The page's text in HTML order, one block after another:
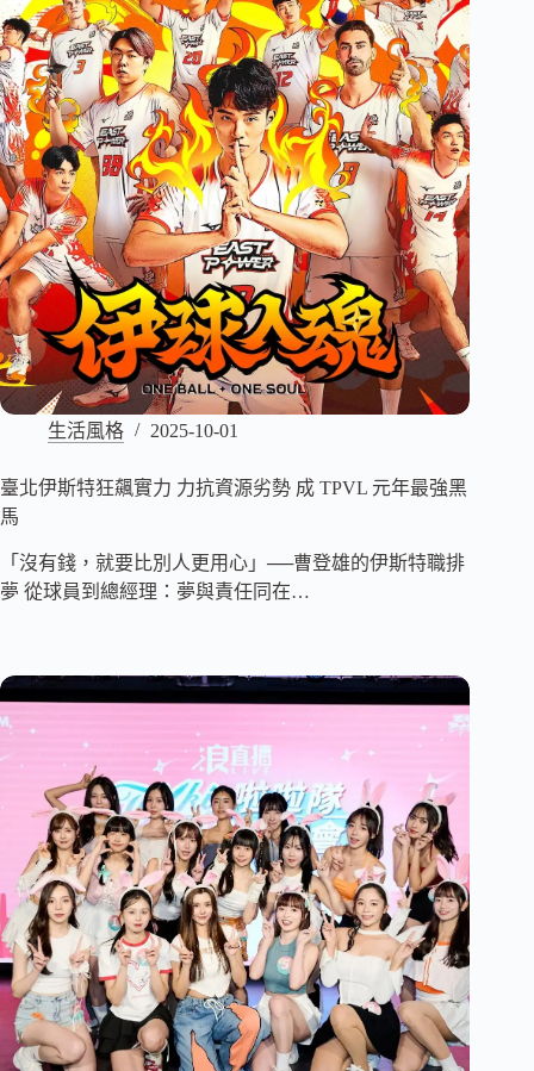
生活風格 2025-10-01
臺北伊斯特狂飆實力 力抗資源劣勢 成 TPVL 元年最強黑
馬
「沒有錢，就要比別人更用心」──曹登雄的伊斯特職排
夢 從球員到總經理：夢與責任同在…